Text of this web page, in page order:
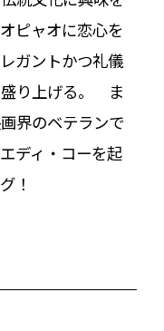
ピャオに恋心を
ガントかつ礼儀
盛り上げる。 ま
界のベテランで
ディ・コーを起
！